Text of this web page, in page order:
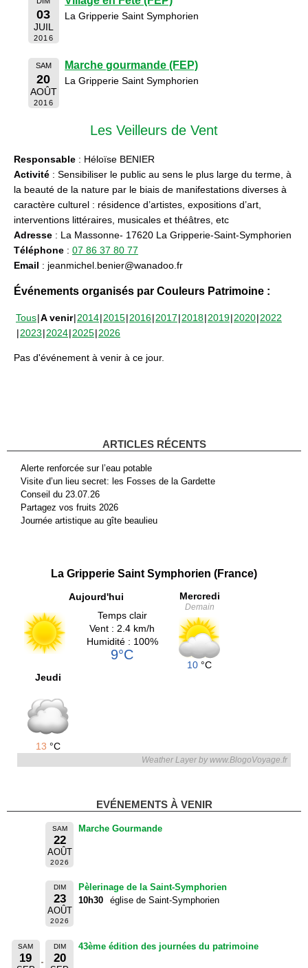
03
JUIL
2016
La Gripperie Saint Symphorien
SAM
20
AOÛT
2016
Marche gourmande (FEP)
La Gripperie Saint Symphorien
Les Veilleurs de Vent
Responsable : Héloïse BENIER
Activité : Sensibiliser le public au sens le plus large du terme, à
la beauté de la nature par le biais de manifestations diverses à
caractère culturel : résidence d’artistes, expositions d’art,
interventions littéraires, musicales et théâtres, etc
Adresse : La Massonne- 17620 La Gripperie-Saint-Symphorien
Téléphone : 07 86 37 80 77
Email : jeanmichel.benier@wanadoo.fr
Événements organisés par Couleurs Patrimoine :
Tous A venir 2014 2015 2016 2017 2018 2019 2020 2022
2023 2024 2025 2026
Pas d'événement à venir à ce jour.
ARTICLES RÉCENTS
Alerte renforcée sur l’eau potable
Visite d’un lieu secret: les Fosses de la Gardette
Conseil du 23.07.26
Partagez vos fruits 2026
Journée artistique au gîte beaulieu
La Gripperie Saint Symphorien (France)
Aujourd'hui
Temps clair
Vent : 2.4 km/h
Humidité : 100%
9°C
Mercredi
Demain
10 °C
Jeudi
13 °C
Weather Layer by www.BlogoVoyage.fr
EVÉNEMENTS À VENIR
SAM
22
AOÛT
2026
Marche Gourmande
DIM
23
AOÛT
2026
Pèlerinage de la Saint-Symphorien
10h30
église de Saint-Symphorien
SAM
19
DIM
20
43ème édition des journées du patrimoine